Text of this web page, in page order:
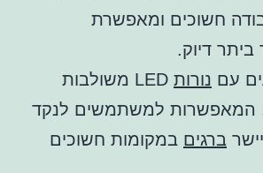
חשוכים ומאפשרת
דיוק.
עם נורות
LED משולבות
למשתמשים לנקד
ברגים במקומות חשוכים